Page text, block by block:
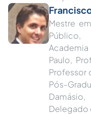
Mestre
Paulo,
Professor
Pós-
Delegado